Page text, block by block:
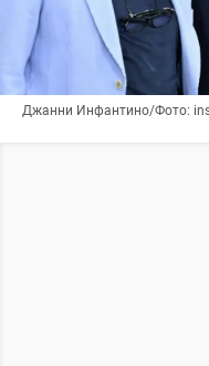
Джанни Инфантино/Фото: